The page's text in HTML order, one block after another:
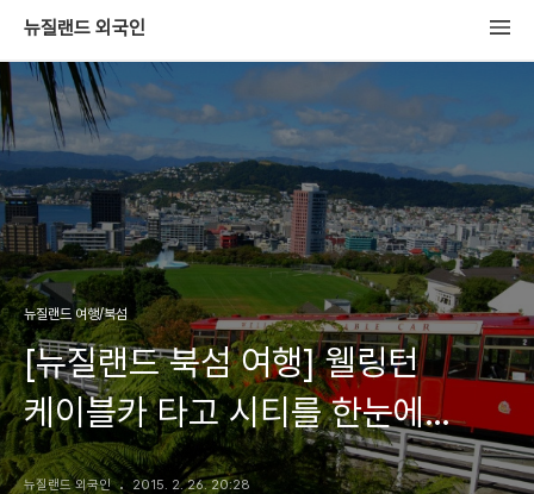
뉴질랜드 외국인
뉴질랜드 여행/북섬
[뉴질랜드 북섬 여행] 웰링턴
케이블카 타고 시티를 한눈에
감상하기
뉴질랜드 외국인 2015. 2. 26. 20:28